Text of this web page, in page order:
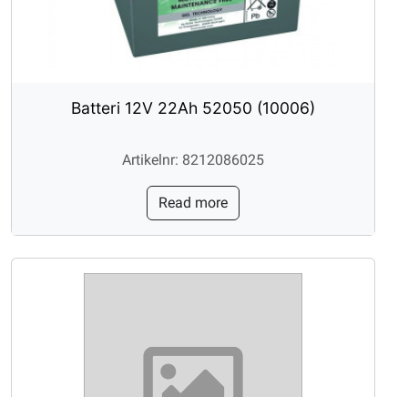
Batteri 12V 22Ah 52050 (10006)
Artikelnr: 8212086025
Read more